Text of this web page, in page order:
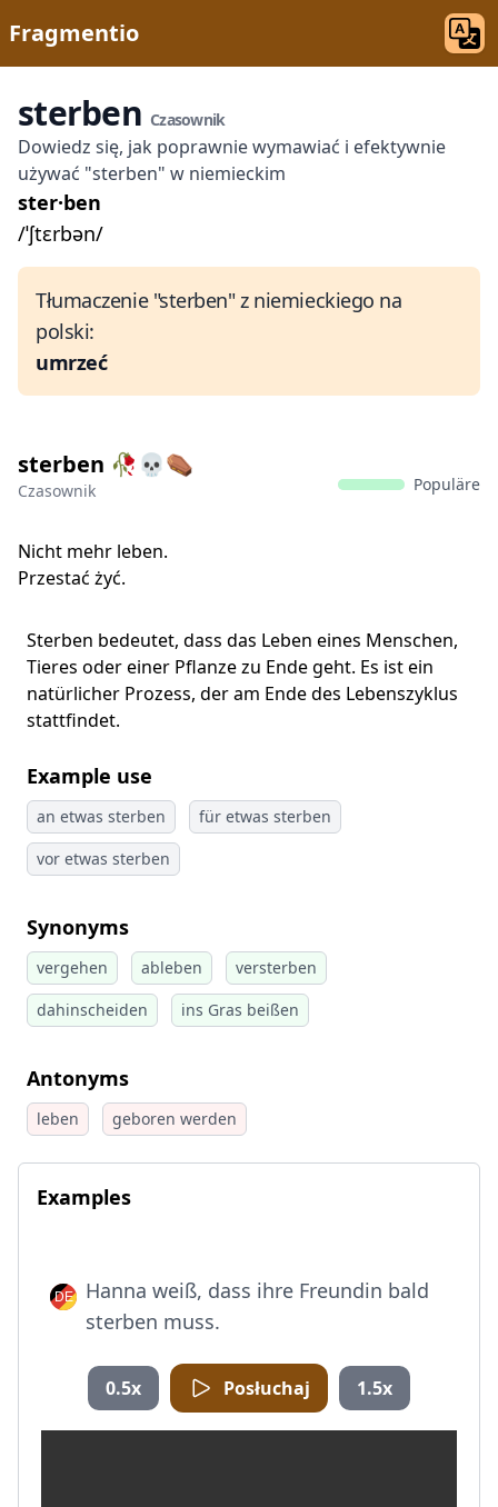
Fragmentio
sterben Czasownik
Dowiedz się, jak poprawnie wymawiać i efektywnie
używać "sterben" w niemieckim
ster·ben
/ˈʃtɛrbən/
Tłumaczenie "sterben" z niemieckiego na
polski:
umrzeć
sterben 🥀💀⚰
Czasownik Populäre
Nicht mehr leben.
Przestać żyć.
Sterben bedeutet, dass das Leben eines Menschen,
Tieres oder einer Pflanze zu Ende geht. Es ist ein
natürlicher Prozess, der am Ende des Lebenszyklus
stattfindet.
Example use
an etwas sterben
für etwas sterben
vor etwas sterben
Synonyms
vergehen ableben
versterben
dahinscheiden
ins Gras beißen
Antonyms
leben geboren werden
Examples
Hanna weiß, dass ihre Freundin bald
sterben muss.
0.5x Posłuchaj 1.5x